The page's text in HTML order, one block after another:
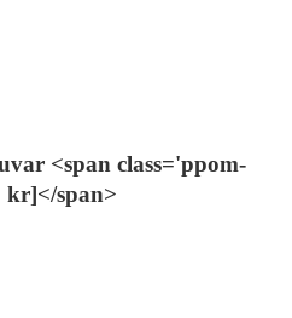
<span class='ppom-
kr]</span>